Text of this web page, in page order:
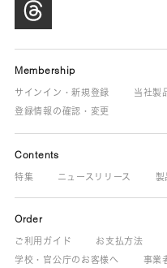
Membership
サインイン・新規登録
当社製
登録情報の確認・変更
Contents
特集 ニュースリリース 製
Order
ご利用ガイド お支払方法
学校・官公庁のお客様へ
事業